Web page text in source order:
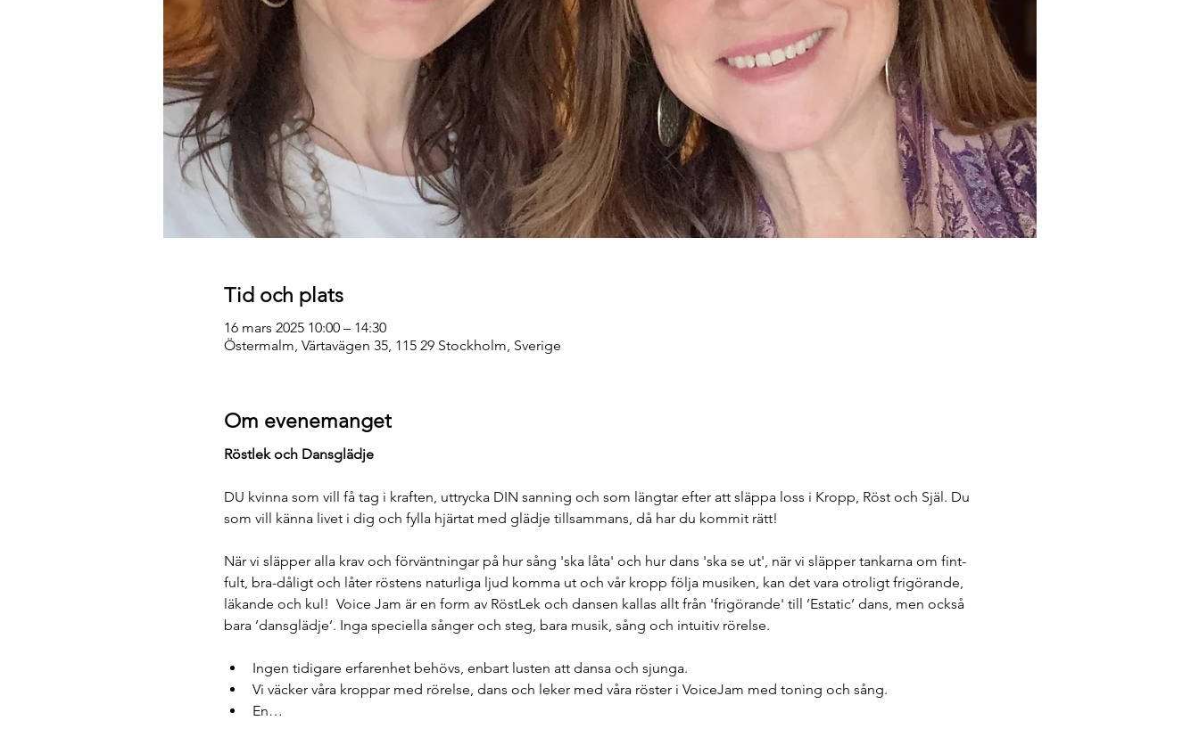
Tid och plats
16 mars 2025 10:00 – 14:30
Östermalm, Värtavägen 35, 115 29 Stockholm, Sverige
Om evenemanget
Röstlek och Dansglädje
DU kvinna som vill få tag i kraften, uttrycka DIN sanning och som längtar efter att släppa loss i Kropp, Röst och Själ. Du
som vill känna livet i dig och fylla hjärtat med glädje tillsammans, då har du kommit rätt!
När vi släpper alla krav och förväntningar på hur sång 'ska låta' och hur dans 'ska se ut', när vi släpper tankarna om fint-
fult, bra-dåligt och låter röstens naturliga ljud komma ut och vår kropp följa musiken, kan det vara otroligt frigörande,
läkande och kul!  Voice Jam är en form av RöstLek och dansen kallas allt från 'frigörande' till ’Estatic’ dans, men också
bara ’dansglädje’. Inga speciella sånger och steg, bara musik, sång och intuitiv rörelse.
Ingen tidigare erfarenhet behövs, enbart lusten att dansa och sjunga.
Vi väcker våra kroppar med rörelse, dans och leker med våra röster i VoiceJam med toning och sång.
En…